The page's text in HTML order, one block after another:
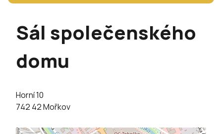
Sál společenského
domu
Horní 10
742 42 Mořkov